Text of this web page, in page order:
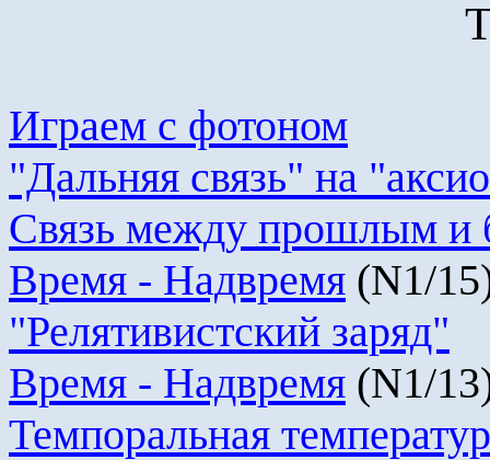
Играем с фотоном
"Дальняя связь" на "
Связь между прошлым и
Время - Надвремя (N1/
"Релятивистский заряд"
Время - Надвремя (N1/
Темпоральная